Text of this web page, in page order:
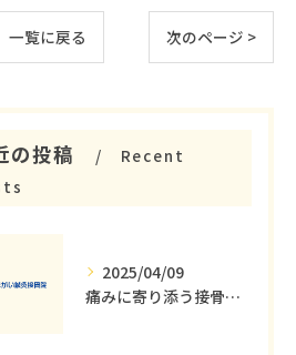
一覧に戻る 次のページ >
の投稿
Recent
2025/04/09
痛みに寄り添う接骨院の役割とその重要性